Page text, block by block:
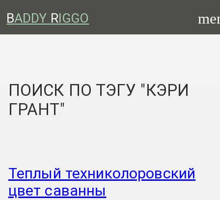
BADDY RIGGO
ПОИСК ПО ТЭГУ "КЭРИ
ГРАНТ"
Теплый техниколоровский
цвет саванны